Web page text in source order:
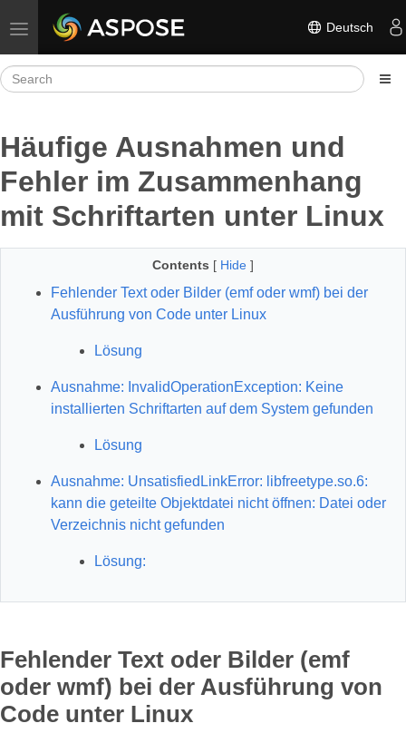
Toggle navigation Deutsch
Häufige Ausnahmen und
Fehler im Zusammenhang
mit Schriftarten unter Linux
Contents [ Hide ]
Fehlender Text oder Bilder (emf oder wmf) bei der
Ausführung von Code unter Linux
Lösung
Ausnahme: InvalidOperationException: Keine
installierten Schriftarten auf dem System gefunden
Lösung
Ausnahme: UnsatisfiedLinkError: libfreetype.so.6:
kann die geteilte Objektdatei nicht öffnen: Datei oder
Verzeichnis nicht gefunden
Lösung:
Fehlender Text oder Bilder (emf
oder wmf) bei der Ausführung von
Code unter Linux